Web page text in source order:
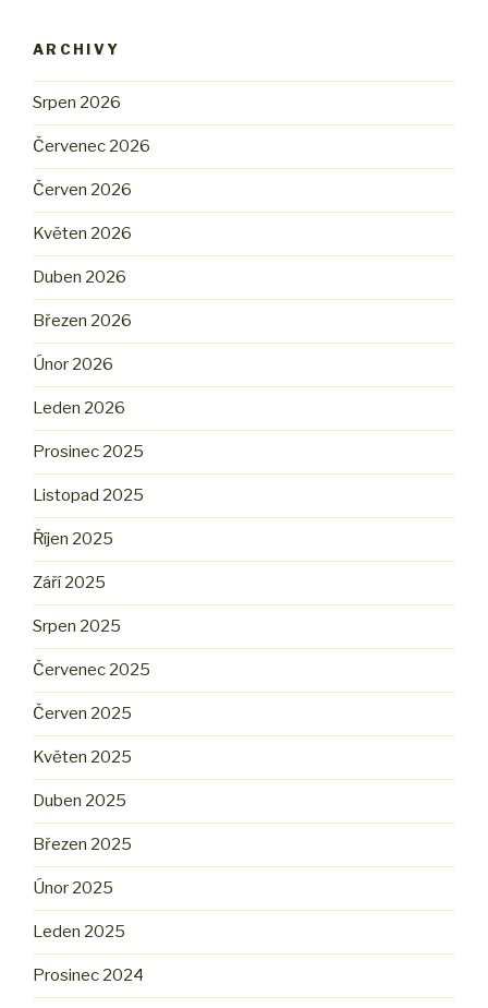
ARCHIVY
Srpen 2026
Červenec 2026
Červen 2026
Květen 2026
Duben 2026
Březen 2026
Únor 2026
Leden 2026
Prosinec 2025
Listopad 2025
Říjen 2025
Září 2025
Srpen 2025
Červenec 2025
Červen 2025
Květen 2025
Duben 2025
Březen 2025
Únor 2025
Leden 2025
Prosinec 2024